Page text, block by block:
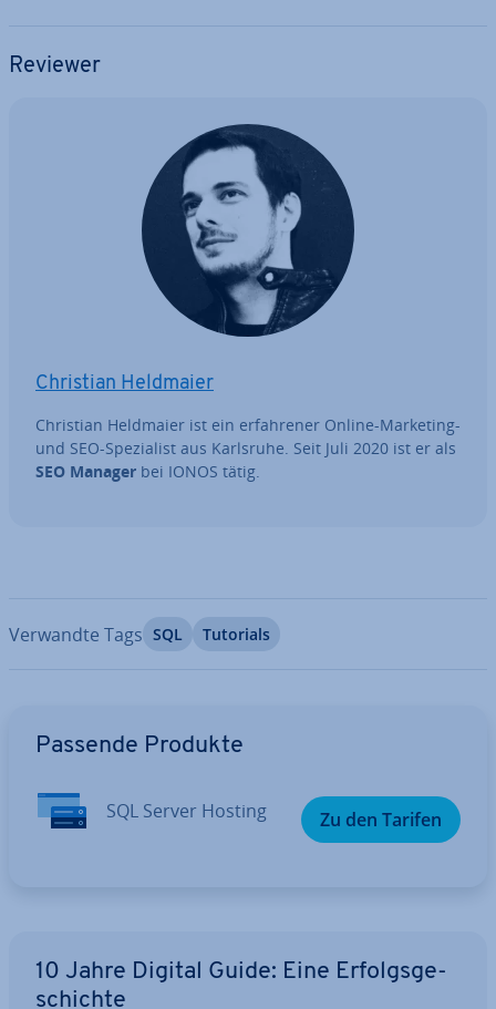
Reviewer
Christian Heldmaier
Christian Heldmaier ist ein er­fah­re­ner Online-Marketing-
und SEO-Spe­zia­list aus Karlsruhe. Seit Juli 2020 ist er als
SEO Manager bei IONOS tätig.
Verwandte Tags SQL Tutorials
Passende Produkte
SQL Server Hosting Zu den Tarifen
10 Jahre Digital Guide: Eine Er­folgs­ge­
schich­te